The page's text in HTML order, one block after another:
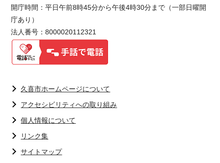
開庁時間：平日午前8時45分から午後4時30分まで（一部日曜開
庁あり）
法人番号：8000020112321
久喜市ホームページについて
アクセシビリティへの取り組み
個人情報について
リンク集
サイトマップ